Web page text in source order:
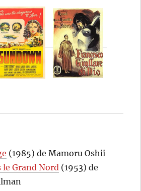
(1985) de Mamoru Oshii
le Grand Nord (1953) de